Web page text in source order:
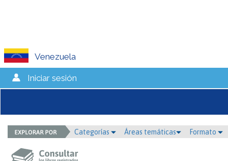
Venezuela
Iniciar sesión
Categorías Áreas temáticas Formato